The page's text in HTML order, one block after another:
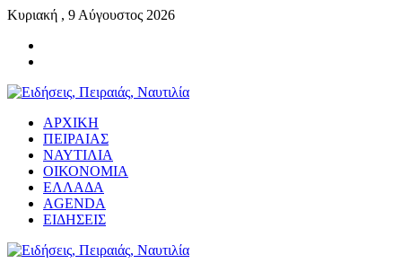
Κυριακή , 9 Αύγουστος 2026
ΑΡΧΙΚΗ
ΠΕΙΡΑΙΑΣ
ΝΑΥΤΙΛΙΑ
ΟΙΚΟΝΟΜΙΑ
ΕΛΛΑΔΑ
AGENDA
ΕΙΔΗΣΕΙΣ